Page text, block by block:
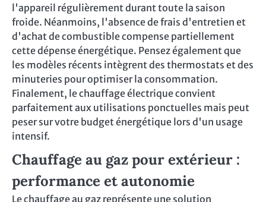
l'appareil régulièrement durant toute la saison
froide. Néanmoins, l'absence de frais d'entretien et
d'achat de combustible compense partiellement
cette dépense énergétique. Pensez également que
les modèles récents intègrent des thermostats et des
minuteries pour optimiser la consommation.
Finalement, le chauffage électrique convient
parfaitement aux utilisations ponctuelles mais peut
peser sur votre budget énergétique lors d'un usage
intensif.
Chauffage au gaz pour extérieur :
performance et autonomie
Le chauffage au gaz représente une solution